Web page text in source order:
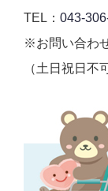
TEL： 043-
※お問い合わ
（土日祝日不